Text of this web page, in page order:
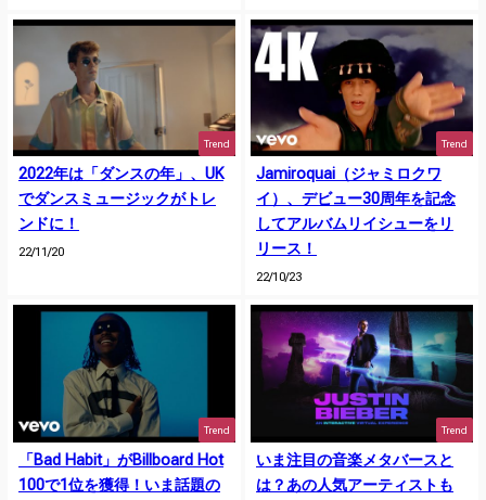
Trend
2022年は「ダンスの年」、UK
でダンスミュージックがトレ
ンドに！
22/11/20
Trend
Jamiroquai（ジャミロクワ
イ）、デビュー30周年を記念
してアルバムリイシューをリ
リース！
22/10/23
Trend
「Bad Habit」がBillboard Hot
100で1位を獲得！いま話題の
Trend
いま注目の音楽メタバースと
は？あの人気アーティストも